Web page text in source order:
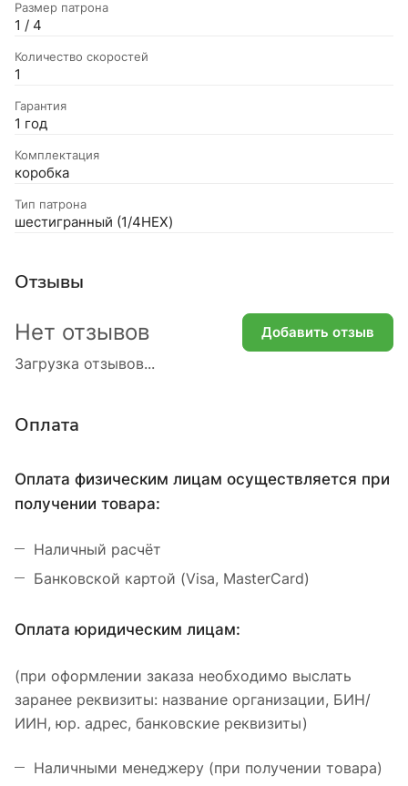
Размер патрона
1 / 4
Количество скоростей
1
Гарантия
1 год
Комплектация
коробка
Тип патрона
шестигранный (1/4HEX)
Отзывы
Загрузка отзывов...
Нет отзывов Добавить отзыв
Оплата
Оплата физическим лицам осуществляется при
получении товара:
Наличный расчёт
Банковской картой (Visa, MasterCard)
Оплата юридическим лицам:
(при оформлении заказа необходимо выслать
заранее реквизиты: название организации, БИН/
ИИН, юр. адрес, банковские реквизиты)
Наличными менеджеру (при получении товара)